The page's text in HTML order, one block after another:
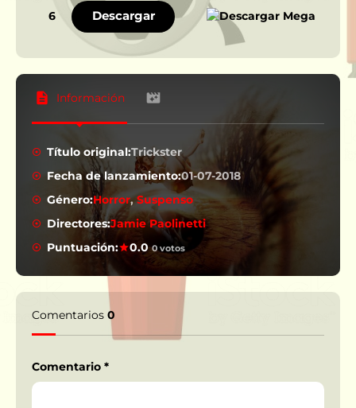
6 Descargar
Información
Título original:Trickster
Fecha de lanzamiento:01-07-2018
Género:Horror,Suspenso
Directores:Jamie Paolinetti
Puntuación:
0.0 0 votos
Comentarios 0
Comentario *